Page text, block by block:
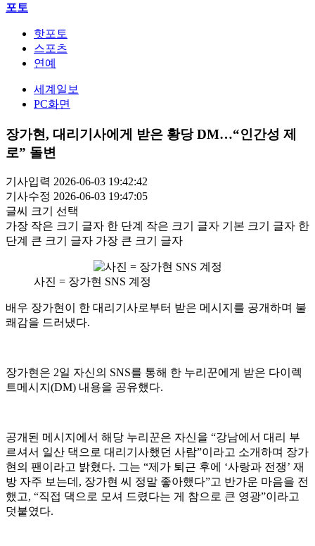
포토
핫포토
스포츠
연예
세계일보
PC화면
장가현, 대리기사에게 받은 황당 DM…“인간성 제
로” 돌변
기사입력 2026-06-03 19:42:42
기사수정 2026-06-03 19:47:05
글씨 크기 선택
가장 작은 크기 글자 한 단계 작은 크기 글자 기본 크기 글자 한
단계 큰 크기 글자 가장 큰 크기 글자
사진 = 장가현 SNS 계정
배우 장가현이 한 대리기사로부터 받은 메시지를 공개하며 불
쾌감을 드러냈다.
장가현은 2일 자신의 SNS를 통해 한 누리꾼에게 받은 다이렉
트메시지(DM) 내용을 공유했다.
공개된 메시지에서 해당 누리꾼은 자신을 “강남에서 대리 부
르셔서 일산 댁으로 대리기사했던 사람”이라고 소개하며 장가
현의 팬이라고 밝혔다. 그는 “제가 퇴근 후에 ‘사랑과 전쟁’ 재
방 자주 보는데, 장가현 씨 정말 좋아했다”고 반가운 마음을 전
했고, “직접 댁으로 모셔 드렸다는 게 참으로 큰 영광”이라고
덧붙였다.